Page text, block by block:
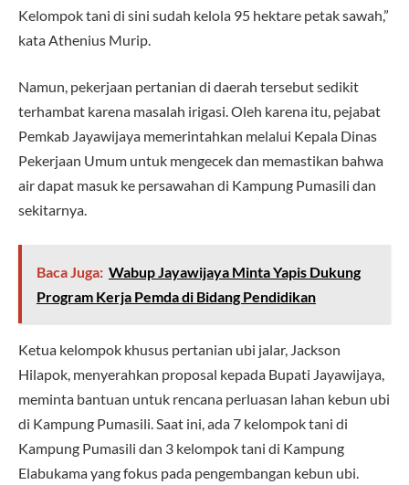
Kelompok tani di sini sudah kelola 95 hektare petak sawah,”
kata Athenius Murip.
Namun, pekerjaan pertanian di daerah tersebut sedikit
terhambat karena masalah irigasi. Oleh karena itu, pejabat
Pemkab Jayawijaya memerintahkan melalui Kepala Dinas
Pekerjaan Umum untuk mengecek dan memastikan bahwa
air dapat masuk ke persawahan di Kampung Pumasili dan
sekitarnya.
Baca Juga: Wabup Jayawijaya Minta Yapis Dukung
Program Kerja Pemda di Bidang Pendidikan
Ketua kelompok khusus pertanian ubi jalar, Jackson
Hilapok, menyerahkan proposal kepada Bupati Jayawijaya,
meminta bantuan untuk rencana perluasan lahan kebun ubi
di Kampung Pumasili. Saat ini, ada 7 kelompok tani di
Kampung Pumasili dan 3 kelompok tani di Kampung
Elabukama yang fokus pada pengembangan kebun ubi.